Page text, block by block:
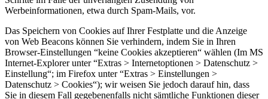
Werbeinformationen, etwa durch Spam-Mails, vor.
Das Speichern von Cookies auf Ihrer Festplatte und die Anzeige
von Web Beacons können Sie verhindern, indem Sie in Ihren
Browser-Einstellungen “keine Cookies akzeptieren“ wählen (Im MS
Internet-Explorer unter “Extras > Internetoptionen > Datenschutz >
Einstellung“; im Firefox unter “Extras > Einstellungen >
Datenschutz > Cookies“); wir weisen Sie jedoch darauf hin, dass
Sie in diesem Fall gegebenenfalls nicht sämtliche Funktionen dieser